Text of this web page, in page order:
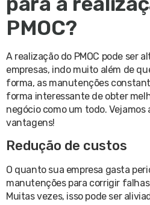
PMOC?
A realização do PMOC pode ser
empresas, indo muito além de
forma, as manutenções
forma interessante de obter
negócio como um todo. Vejamos
vantagens!
Redução de custos
O quanto sua empresa gasta
manutenções para corrigir
Muitas vezes, isso pode ser